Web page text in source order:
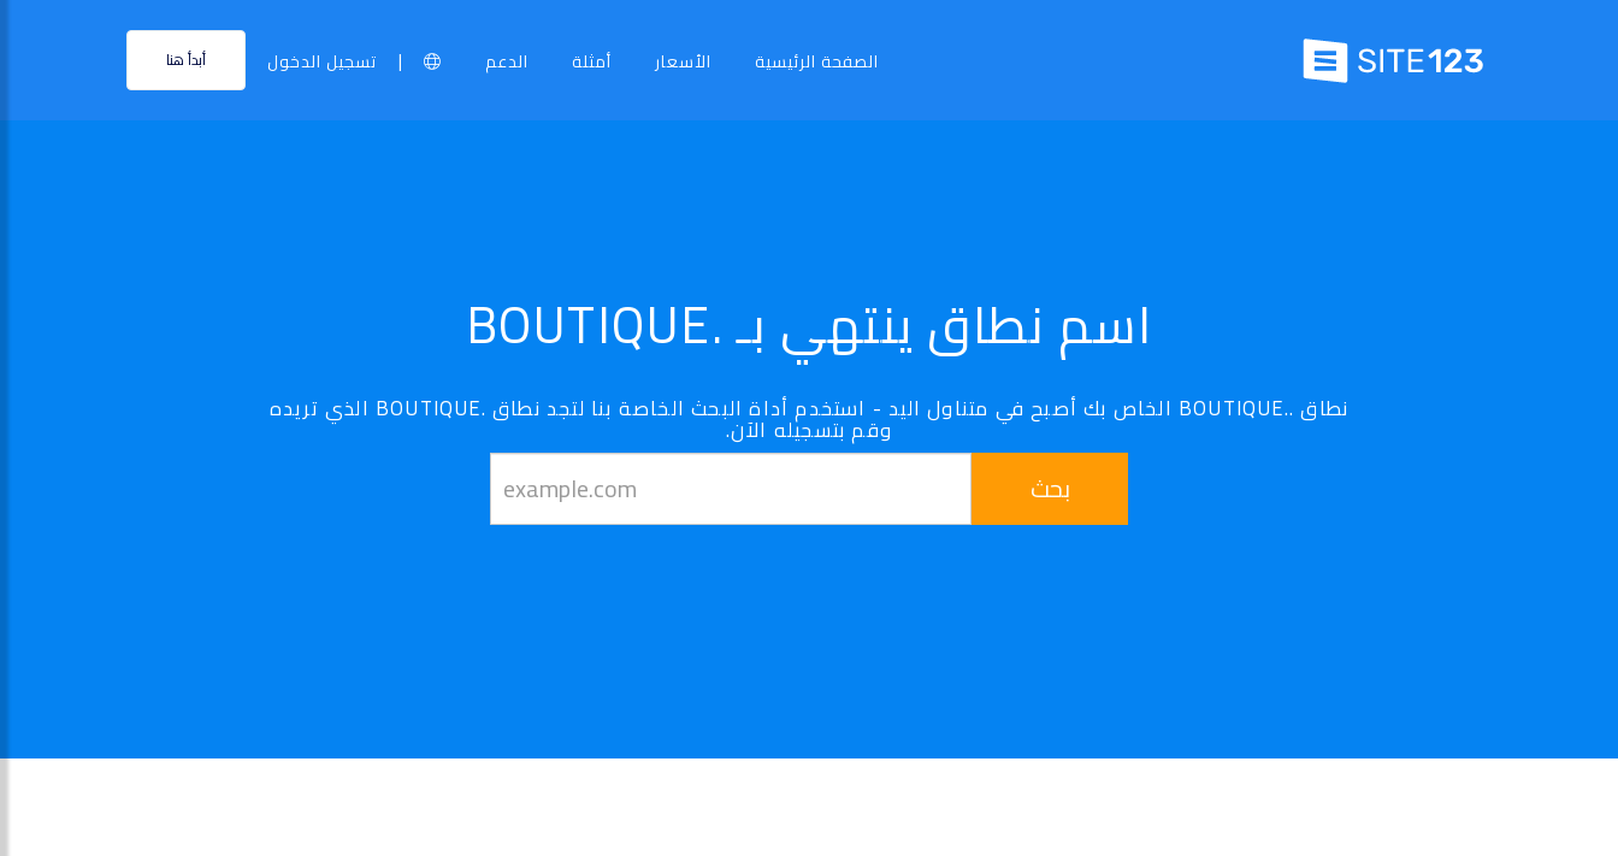
الصفحة الرئيسية الأسعار أمثلة الدعم | تسجيل الدخول أبدأ هنا
اسم نطاق ينتهي بـ .BOUTIQUE
نطاق ..BOUTIQUE الخاص بك أصبح في متناول اليد - استخدم أداة البحث الخاصة بنا لتجد نطاق .BOUTIQUE الذي تريده
وقم بتسجيله الآن.
بحث